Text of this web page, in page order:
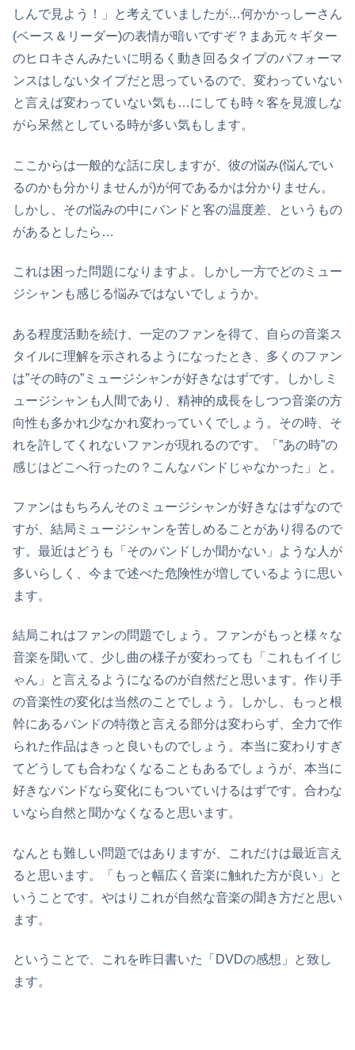
しんで見よう！」と考えていましたが…何かかっしーさん
(ベース＆リーダー)の表情が暗いですぞ？まあ元々ギター
のヒロキさんみたいに明るく動き回るタイプのパフォーマ
ンスはしないタイプだと思っているので、変わっていない
と言えば変わっていない気も…にしても時々客を見渡しな
がら呆然としている時が多い気もします。
ここからは一般的な話に戻しますが、彼の悩み(悩んでい
るのかも分かりませんが)が何であるかは分かりません。
しかし、その悩みの中にバンドと客の温度差、というもの
があるとしたら…
これは困った問題になりますよ。しかし一方でどのミュー
ジシャンも感じる悩みではないでしょうか。
ある程度活動を続け、一定のファンを得て、自らの音楽ス
タイルに理解を示されるようになったとき、多くのファン
は”その時の”ミュージシャンが好きなはずです。しかしミ
ュージシャンも人間であり、精神的成長をしつつ音楽の方
向性も多かれ少なかれ変わっていくでしょう。その時、そ
れを許してくれないファンが現れるのです。「”あの時”の
感じはどこへ行ったの？こんなバンドじゃなかった」と。
ファンはもちろんそのミュージシャンが好きなはずなので
すが、結局ミュージシャンを苦しめることがあり得るので
す。最近はどうも「そのバンドしか聞かない」ような人が
多いらしく、今まで述べた危険性が増しているように思い
ます。
結局これはファンの問題でしょう。ファンがもっと様々な
音楽を聞いて、少し曲の様子が変わっても「これもイイじ
ゃん」と言えるようになるのが自然だと思います。作り手
の音楽性の変化は当然のことでしょう。しかし、もっと根
幹にあるバンドの特徴と言える部分は変わらず、全力で作
られた作品はきっと良いものでしょう。本当に変わりすぎ
てどうしても合わなくなることもあるでしょうが、本当に
好きなバンドなら変化にもついていけるはずです。合わな
いなら自然と聞かなくなると思います。
なんとも難しい問題ではありますが、これだけは最近言え
ると思います。「もっと幅広く音楽に触れた方が良い」と
いうことです。やはりこれが自然な音楽の聞き方だと思い
ます。
ということで、これを昨日書いた「DVDの感想」と致し
ます。